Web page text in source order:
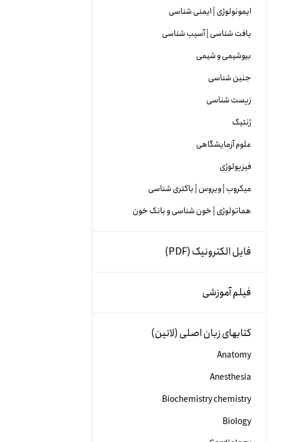
ایمونولوژی | ایمنی شناسی
بافت شناسی | آسیب شناسی
بیوشیمی و شیمی
جنین شناسی
زیست شناسی
ژنتیک
علوم آزمایشگاهی
فیزیولوژی
میکروب | ویروس | باکتری شناسی
هماتولوژی | خون شناسی و بانک خون
فایل الکترونیک (PDF)
فیلم آموزشی
کتابهای زبان اصلی (لاتین)
Anatomy
Anesthesia
Biochemistry chemistry
Biology